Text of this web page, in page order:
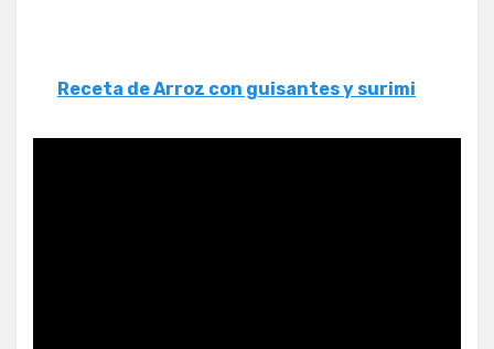
Receta de Arroz con guisantes y surimi